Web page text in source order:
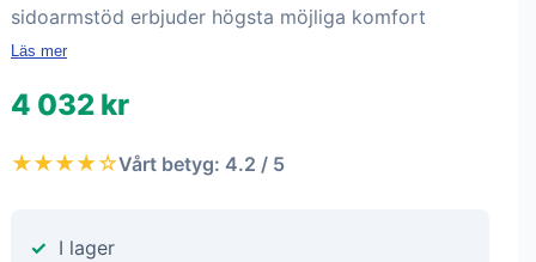
sidoarmstöd erbjuder högsta möjliga komfort
Läs mer
4 032 kr
★★★★☆Vårt betyg: 4.2 / 5
I lager